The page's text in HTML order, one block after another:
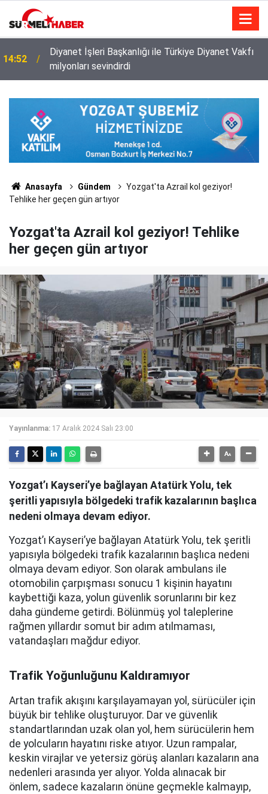
14:52
Diyanet İşleri Başkanlığı ile Türkiye Diyanet Vakfı
milyonları sevindirdi
Anasayfa Gündem
Yozgat'ta Azrail kol geziyor!
Tehlike her geçen gün artıyor
Yozgat'ta Azrail kol geziyor! Tehlike
her geçen gün artıyor
Yayınlanma: 17 Aralık 2024 Salı 23:00
Yozgat’ı Kayseri’ye bağlayan Atatürk Yolu, tek
şeritli yapısıyla bölgedeki trafik kazalarının başlıca
nedeni olmaya devam ediyor.
Yozgat’ı Kayseri’ye bağlayan Atatürk Yolu, tek şeritli
yapısıyla bölgedeki trafik kazalarının başlıca nedeni
olmaya devam ediyor. Son olarak ambulans ile
otomobilin çarpışması sonucu 1 kişinin hayatını
kaybettiği kaza, yolun güvenlik sorunlarını bir kez
daha gündeme getirdi. Bölünmüş yol taleplerine
rağmen yıllardır somut bir adım atılmaması,
vatandaşları mağdur ediyor.
Trafik Yoğunluğunu Kaldıramıyor
Artan trafik akışını karşılayamayan yol, sürücüler için
büyük bir tehlike oluşturuyor. Dar ve güvenlik
standartlarından uzak olan yol, hem sürücülerin hem
de yolcuların hayatını riske atıyor. Uzun rampalar,
keskin virajlar ve yetersiz görüş alanları kazaların ana
nedenleri arasında yer alıyor. Yolda alınacak bir
önlem, sadece kazaların önüne geçmekle kalmayıp,